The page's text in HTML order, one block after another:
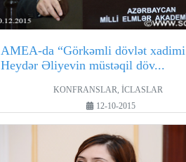
AMEA-da “Görkəmli dövlət xadimi
Heydər Əliyevin müstəqil döv...
KONFRANSLAR, İCLASLAR
12-10-2015